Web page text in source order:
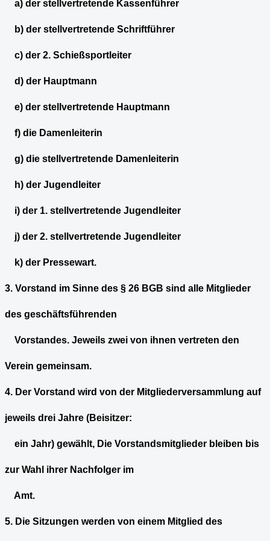
a) der stellvertretende Kassenführer
b) der stellvertretende Schriftführer
c) der 2. Schießsportleiter
d) der Hauptmann
e) der stellvertretende Hauptmann
f) die Damenleiterin
g) die stellvertretende Damenleiterin
h) der Jugendleiter
i) der 1. stellvertretende Jugendleiter
j) der 2. stellvertretende Jugendleiter
k) der Pressewart.
3. Vorstand im Sinne des § 26 BGB sind alle Mitglieder
des geschäftsführenden
Vorstandes. Jeweils zwei von ihnen vertreten den
Verein gemeinsam.
4. Der Vorstand wird von der Mitgliederversammlung auf
jeweils drei Jahre (Beisitzer:
ein Jahr) gewählt, Die Vorstandsmitglieder bleiben bis
zur Wahl ihrer Nachfolger im
Amt.
5. Die Sitzungen werden von einem Mitglied des